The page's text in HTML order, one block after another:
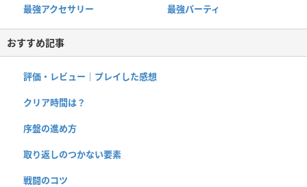
最強アクセサリー 最強パーティ
おすすめ記事
評価・レビュー｜プレイした感想
クリア時間は？
序盤の進め方
取り返しのつかない要素
戦闘のコツ